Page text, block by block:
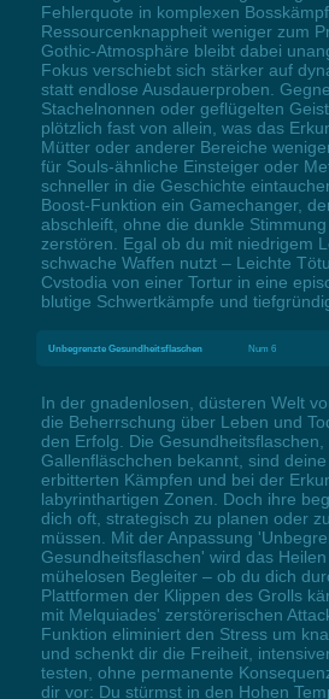
Fehlerquote in komplexen
Ressourcenknappheit weniger zum
Gothic-Atmosphäre bleibt dabei
Fokus verschiebt sich stärker auf
statt endlose Ausdauerproben.
Stachelnonnen oder geflügelten
plötzlich fast von allein, was das
Mütter oder anderer Bereiche
für Souls-ähnliche Einsteiger oder
schneller in die Geschichte
Boost-Funktion ein Gamechanger,
abschleift, ohne die dunkle
zerstören. Egal ob du mit niedrigem
schwache Waffen nutzt – Leichte
Cvstodia von einer Tortur in eine
blutige Schwertkämpfe und
Unbegrenzte Gesundheitsflaschen Num 6
In der gnadenlosen, düsteren Welt
die Beherrschung über Leben und
den Erfolg. Die Gesundheitsflaschen,
Gallenfläschchen bekannt, sind
erbitterten Kämpfen und bei der
labyrinthartigen Zonen. Doch ihre
dich oft, strategisch zu planen oder
müssen. Mit der Anpassung
Gesundheitsflaschen' wird das
mühelosen Begleiter – ob du dich
Plattformen der Klippen des Grolls
mit Melquiades' zerstörerischen
Funktion eliminiert den Stress um
und schenkt dir die Freiheit,
testen, ohne permanente
dir vor: Du stürmst in den Hohen